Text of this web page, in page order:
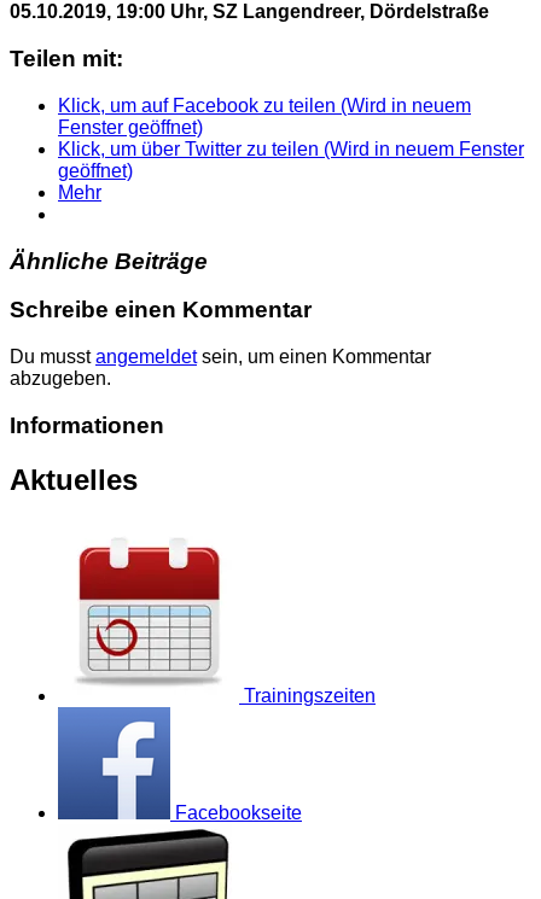
05.10.2019, 19:00 Uhr, SZ Langendreer, Dördelstraße
Teilen mit:
Klick, um auf Facebook zu teilen (Wird in neuem
Fenster geöffnet)
Klick, um über Twitter zu teilen (Wird in neuem Fenster
geöffnet)
Mehr
Ähnliche Beiträge
Schreibe einen Kommentar
Du musstangemeldetsein, um einen Kommentar
abzugeben.
Informationen
Aktuelles
Trainingszeiten
Facebookseite